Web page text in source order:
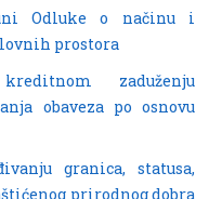
Odluke o načinu i
prostora
zaduženju
obaveza po osnovu
granica, statusa,
prirodnog dobra